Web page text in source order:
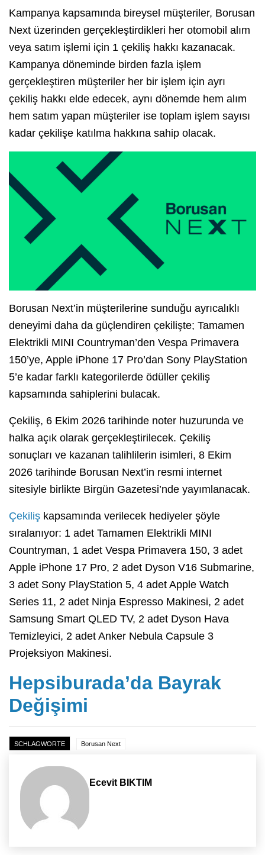
Kampanya kapsamında bireysel müşteriler, Borusan
Next üzerinden gerçekleştirdikleri her otomobil alım
veya satım işlemi için 1 çekiliş hakkı kazanacak.
Kampanya döneminde birden fazla işlem
gerçekleştiren müşteriler her bir işlem için ayrı
çekiliş hakkı elde edecek, aynı dönemde hem alım
hem satım yapan müşteriler ise toplam işlem sayısı
kadar çekilişe katılma hakkına sahip olacak.
Borusan Next’in müşterilerine sunduğu ayrıcalıklı
deneyimi daha da güçlendiren çekilişte; Tamamen
Elektrikli MINI Countryman’den Vespa Primavera
150’ye, Apple iPhone 17 Pro’dan Sony PlayStation
5’e kadar farklı kategorilerde ödüller çekiliş
kapsamında sahiplerini bulacak.
Çekiliş, 6 Ekim 2026 tarihinde noter huzurunda ve
halka açık olarak gerçekleştirilecek. Çekiliş
sonuçları ve kazanan talihlilerin isimleri, 8 Ekim
2026 tarihinde Borusan Next’in resmi internet
sitesiyle birlikte Birgün Gazetesi’nde yayımlanacak.
Çekiliş kapsamında verilecek hediyeler şöyle
sıralanıyor: 1 adet Tamamen Elektrikli MINI
Countryman, 1 adet Vespa Primavera 150, 3 adet
Apple iPhone 17 Pro, 2 adet Dyson V16 Submarine,
3 adet Sony PlayStation 5, 4 adet Apple Watch
Series 11, 2 adet Ninja Espresso Makinesi, 2 adet
Samsung Smart QLED TV, 2 adet Dyson Hava
Temizleyici, 2 adet Anker Nebula Capsule 3
Projeksiyon Makinesi.
Hepsiburada’da Bayrak
Değişimi
SCHLAGWORTE Borusan Next
Ecevit BIKTIM